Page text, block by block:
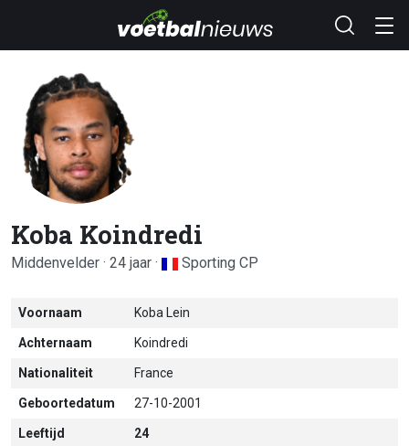
Koba Koindredi
Middenvelder · 24 jaar · Sporting CP
Voornaam Koba Lein
Achternaam Koindredi
Nationaliteit France
Geboortedatum 27-10-2001
Leeftijd 24